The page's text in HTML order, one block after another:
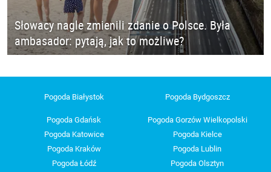
Słowacy nagle zmienili zdanie o Polsce. Była
ambasador: pytają, jak to możliwe?
Pogoda Białystok Pogoda Bydgoszcz
Pogoda Gdańsk
Pogoda Gorzów Wielkopolski
Pogoda Katowice
Pogoda Kielce
Pogoda Kraków
Pogoda Lublin
Pogoda Łódź
Pogoda Olsztyn